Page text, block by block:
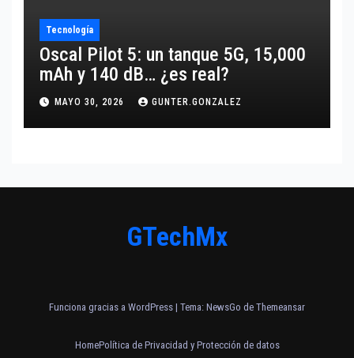
Tecnología
Oscal Pilot 5: un tanque 5G, 15,000
mAh y 140 dB… ¿es real?
MAYO 30, 2026 GUNTER.GONZALEZ
GTechMx
Funciona gracias a WordPress | Tema: NewsGo de Themeansar
HomePolítica de Privacidad y Protección de datos